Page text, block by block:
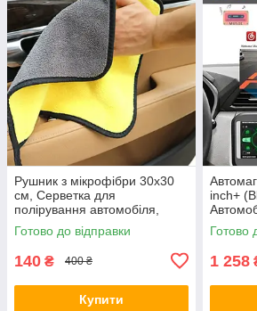
Рушник з мікрофібри 30х30
см, Серветка для
полірування автомобіля,
Двосторонній рушник з
мікрофібри, Двосторонній
Готово до відправки
140 ₴ 400 ₴
Купити
inch+
Готово
1 258